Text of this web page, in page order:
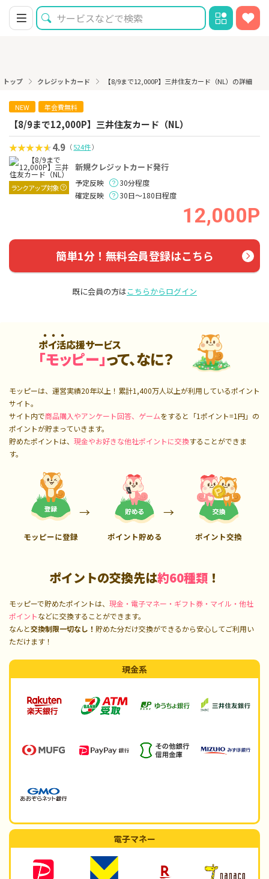
トップ クレジットカード 【8/9まで12,000P】三井住友カード（NL）の詳細
NEW 年会費無料
【8/9まで12,000P】三井住友カード（NL）
4.9 （524件）
ランクアップ対象
新規クレジットカード発行
予定反映
30分程度
確定反映
30日～180日程度
12,000P
簡単1分！無料会員登録はこちら
既に会員の方はこちらからログイン
ポイ活応援サービス
「モッピー」って、なに？
モッピーは、運営実績20年以上！累計1,400万人以上が利用しているポイント
サイト。
サイト内で商品購入やアンケート回答、ゲームをすると「1ポイント=1円」の
ポイントが貯まっていきます。
貯めたポイントは、 現金やお好きな他社ポイントに交換することができま
す。
モッピーに登録 ポイント貯める ポイント交換
ポイントの交換先は約60種類 ！
モッピーで貯めたポイントは、 現金・電子マネー・ギフト券・マイル・他社
ポイントなどに交換することができます。
なんと交換制限一切なし！ 貯めた分だけ交換ができるから安心してご利用い
ただけます！
現金系
電子マネー